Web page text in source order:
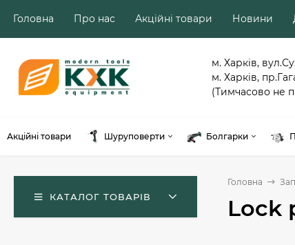
Головна Про нас Акційні товари Новини
м. Харків,
м. Харків,
(Тимчасово не
Акційні товари Шуруповерти Болгарки
КАТАЛОГ ТОВАРІВ
Головна
Lock